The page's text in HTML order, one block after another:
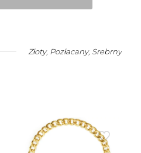
Złoty, Pozłacany, Srebrny